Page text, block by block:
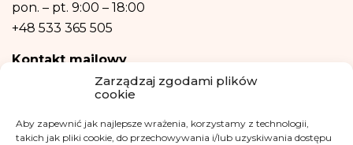
Zarządzaj zgodami plików
cookie
Aby zapewnić jak najlepsze wrażenia, korzystamy z technologii,
takich jak pliki cookie, do przechowywania i/lub uzyskiwania dostępu
pon. – pt. 9:00 – 18:00
+48 533 365 505
Kontakt mailowy
kontakt@fundacjakasisi.pl
Inspektor Danych Osobowych